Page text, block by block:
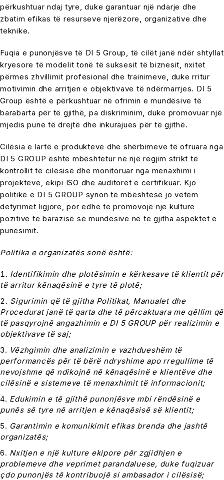
përkushtuar ndaj tyre, duke garantuar një ndarje dhe
zbatim efikas të resurseve njerëzore, organizative dhe
teknike.
Fuqia e punonjësve të DI 5 Group, të cilët janë ndër shtyllat
kryesore të modelit tonë të suksesit të biznesit, nxitet
përmes zhvillimit profesional dhe trainimeve, duke rritur
motivimin dhe arritjen e objektivave të ndërmarrjes. DI 5
Group është e përkushtuar në ofrimin e mundësive të
barabarta për të gjithë, pa diskriminim, duke promovuar një
mjedis pune të drejtë dhe inkurajues për të gjithë.
Cilësia e lartë e produkteve dhe shërbimeve të ofruara nga
DI 5 GROUP është mbështetur në një regjim strikt të
kontrollit të cilësisë dhe monitoruar nga menaxhimi i
projekteve, ekipi ISO dhe auditorët e certifikuar. Kjo
politikë e DI 5 GROUP synon të mbështesë jo vetëm
detyrimet ligjore, por edhe të promovojë një kulturë
pozitive të barazisë së mundësive në të gjitha aspektet e
punësimit.
Politika e organizatës sonë është:
Identifikimin dhe plotësimin e kërkesave të klientit për
të arritur kënaqësinë e tyre të plotë;
Sigurimin që të gjitha Politikat, Manualet dhe
Procedurat janë të qarta dhe të përcaktuara me qëllim që
të pasqyrojnë angazhimin e DI 5 GROUP për realizimin e
objektivave të saj;
Vëzhgimin dhe analizimin e vazhdueshëm të
performancës për të bërë ndryshime apo rregullime të
nevojshme që ndikojnë në kënaqësinë e klientëve dhe
cilësinë e sistemeve të menaxhimit të informacionit;
Edukimin e të gjithë punonjësve mbi rëndësinë e
punës së tyre në arritjen e kënaqësisë së klientit;
Garantimin e komunikimit efikas brenda dhe jashtë
organizatës;
Nxitjen e një kulture ekipore për zgjidhjen e
problemeve dhe veprimet parandaluese, duke fuqizuar
çdo punonjës të kontribuojë si ambasador i cilësisë;